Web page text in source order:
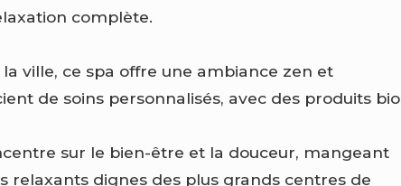
complète.
ville, ce spa offre une ambiance zen et
de soins personnalisés, avec des produits bio
sur le bien-être et la douceur, mangeant
relaxants dignes des plus grands centres de